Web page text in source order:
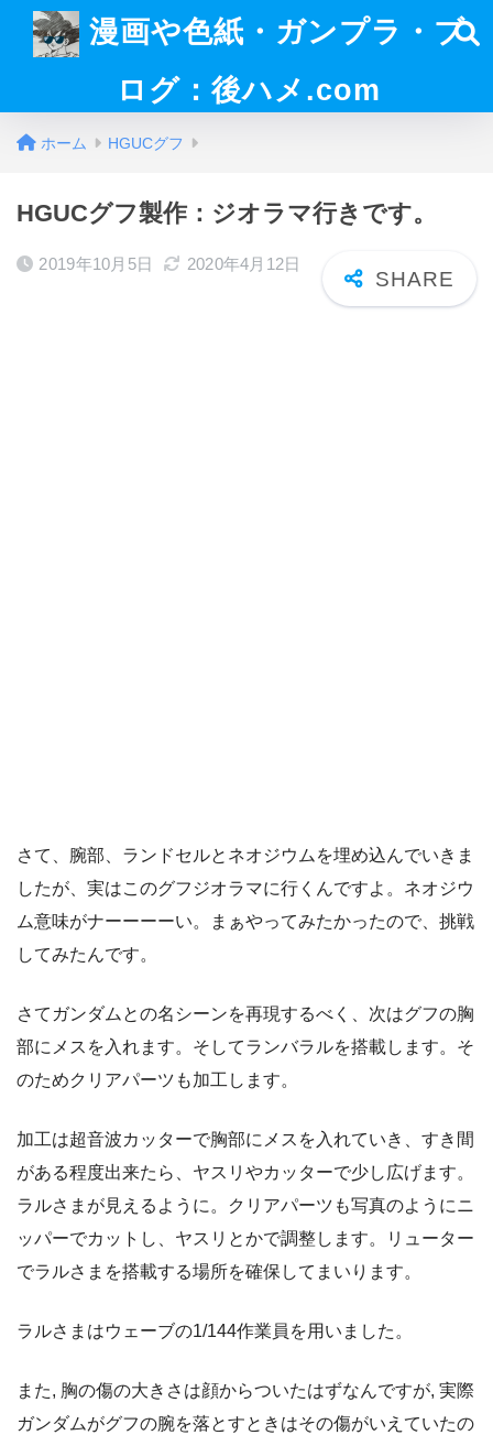
漫画や色紙・ガンプラ・ブ
ログ：後ハメ.com
ホーム HGUCグフ
HGUCグフ製作：ジオラマ行きです。
2019年10月5日 2020年4月12日
さて、腕部、ランドセルとネオジウムを埋め込んでいきま
したが、実はこのグフジオラマに行くんですよ。ネオジウ
ム意味がナーーーーい。まぁやってみたかったので、挑戦
してみたんです。
さてガンダムとの名シーンを再現するべく、次はグフの胸
部にメスを入れます。そしてランバラルを搭載します。そ
のためクリアパーツも加工します。
加工は超音波カッターで胸部にメスを入れていき、すき間
がある程度出来たら、ヤスリやカッターで少し広げます。
ラルさまが見えるように。クリアパーツも写真のようにニ
ッパーでカットし、ヤスリとかで調整します。リューター
でラルさまを搭載する場所を確保してまいります。
ラルさまはウェーブの1/144作業員を用いました。
また, 胸の傷の大きさは顔からついたはずなんですが, 実際
ガンダムがグフの腕を落とすときはその傷がいえていたの